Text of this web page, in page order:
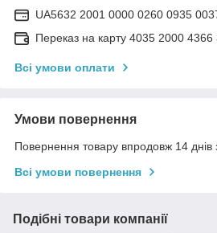
UA5632 2001 0000 0260 0935
Переказ на карту 4035 2000 4366
Всі умови оплати
Умови повернення
Повернення товару впродовж 14 днів
Всі умови повернення
Подібні товари компанії